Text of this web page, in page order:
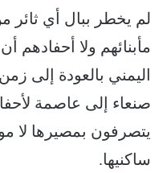
لم يخطر ببال أي ثائر
مأبنائهم ولا أحفادهم
اليمني بالعودة إلى
صنعاء إلى عاصمة
يتصرفون بمصيرها لا
ساكنيها.